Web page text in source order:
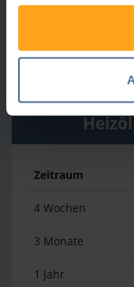
1 Jahr
Zeitraum
4 Wochen
3 Monate
1 Jahr